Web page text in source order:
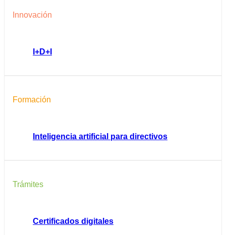
Innovación
I+D+I
Formación
Inteligencia artificial para directivos
Trámites
Certificados digitales